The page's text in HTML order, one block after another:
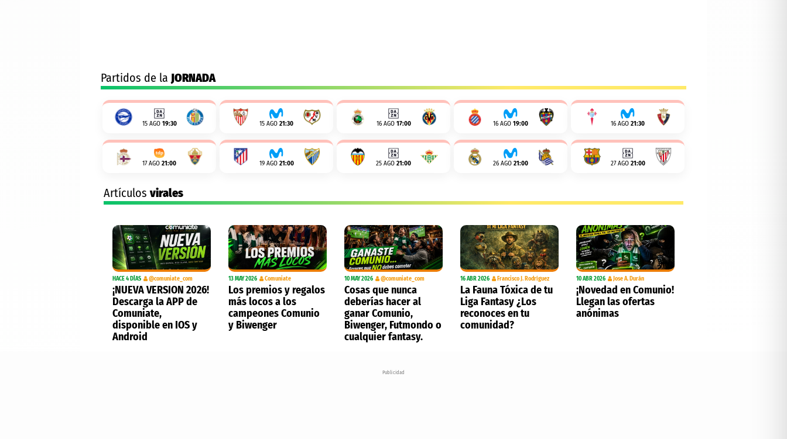
Partidos de la JORNADA
15 AGO 19:30 15 AGO 21:30 16 AGO 17:00 16 AGO 19:00 16 AGO 21:30
17 AGO 21:00 19 AGO 21:00 25 AGO 21:00 26 AGO 21:00 27 AGO 21:00
Artículosvirales
HACE 4 DÍAS @comuniate_com
¡NUEVA VERSION 2026!
Descarga la APP de
Comuniate,
disponible en IOS y
Android
13 MAY 2026 Comuniate
Los premios y regalos
más locos a los
campeones Comunio
y Biwenger
10 MAY 2026 @comuniate_com
Cosas que nunca
deberías hacer al
ganar Comunio,
Biwenger, Futmondo o
cualquier fantasy.
16 ABR 2026 Francisco J. Rodríguez
La Fauna Tóxica de tu
Liga Fantasy ¿Los
reconoces en tu
comunidad?
10 ABR 2026 Jose A. Durán
¡Novedad en Comunio!
Llegan las ofertas
anónimas
Publicidad